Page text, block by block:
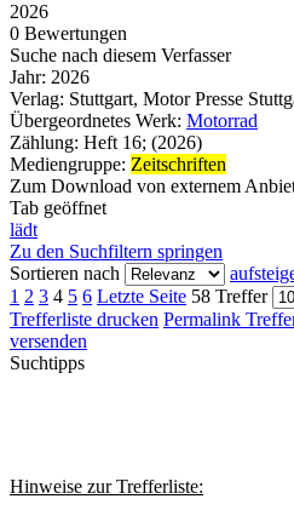
2026
0 Bewertungen
Suche nach diesem Verfasser
Jahr: 2026
Verlag: Stuttgart, Motor Presse
Übergeordnetes Werk: Motorrad
Zählung: Heft 16; (2026)
Mediengruppe: Zeitschriften
Zum Download von externem
Tab geöffnet
lädt
Zu den Suchfiltern springen
Sortieren nach
1 2 3 4 5 6 Letzte Seite 58 Treffer
Trefferliste drucken Permalink
versenden
Suchtipps
Hinweise zur Trefferliste: